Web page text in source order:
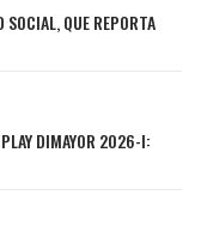
SOCIAL, QUE REPORTA
DIMAYOR 2026-I: